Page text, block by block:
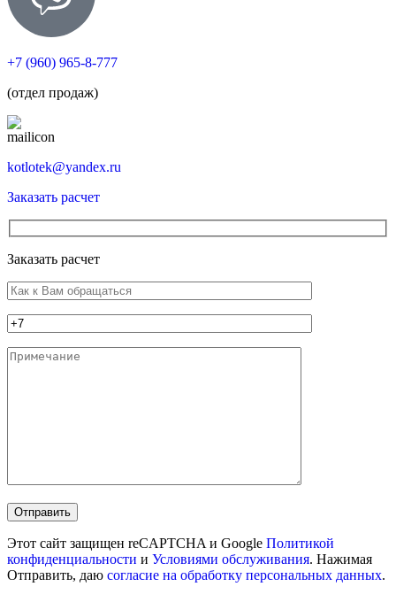
+7 (960) 965-8-777
(отдел продаж)
kotlotek@yandex.ru
Заказать расчет
Заказать расчет
Этот сайт защищен reCAPTCHA и Google Политикой
конфиденциальности и Условиями обслуживания. Нажимая
Отправить, даю согласие на обработку персональных данных.